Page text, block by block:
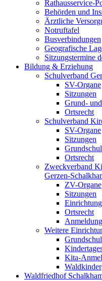
Rathausservice-
Behörden und
Ärztliche
Notruftafel
Busverbindungen
Geografische
Sitzungstermine
Bildung & Erziehung
Schulverband
SV-Organe
Sitzungen
Grund-
Ortsrecht
Schulverband
SV-Organe
Sitzungen
Ortsrecht
Zweckverband
Gerzen-
ZV-Organe
Sitzungen
Ortsrecht
Anmeldung
Weitere
Kita-
Waldfriedhof